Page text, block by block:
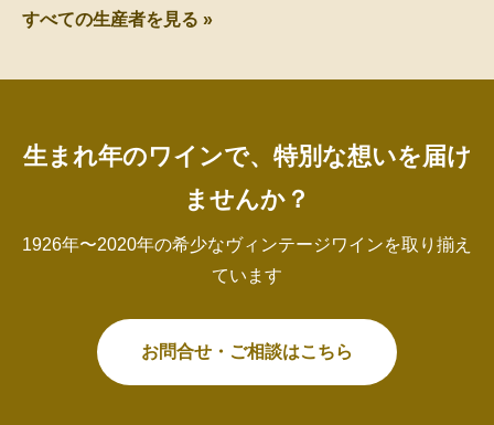
すべての生産者を見る »
生まれ年のワインで、特別な想いを届け
ませんか？
1926年〜2020年の希少なヴィンテージワインを取り揃え
ています
お問合せ・ご相談はこちら